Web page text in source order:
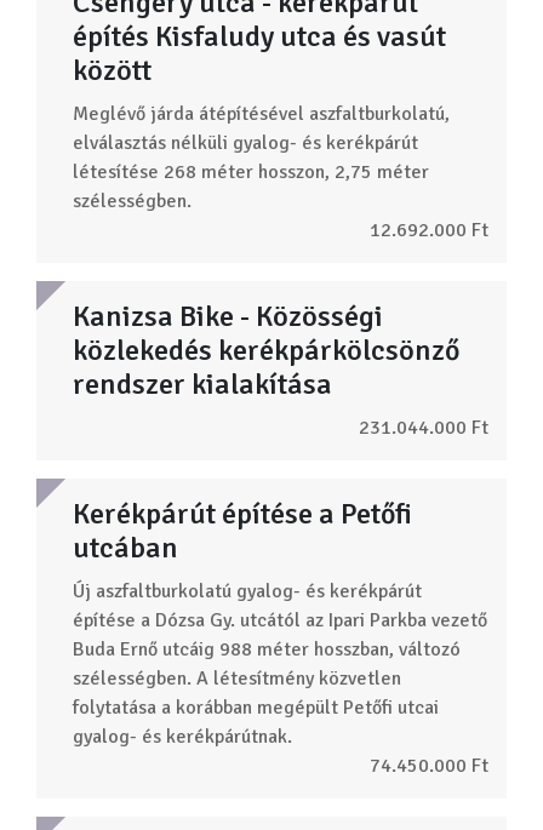
építés Kisfaludy utca és vasút
között
Meglévő járda átépítésével aszfaltburkolatú,
elválasztás nélküli gyalog- és kerékpárút
létesítése 268 méter hosszon, 2,75 méter
szélességben.
12.692.000 Ft
Kanizsa Bike - Közösségi
közlekedés kerékpárkölcsönző
rendszer kialakítása
231.044.000 Ft
Kerékpárút építése a Petőfi
utcában
Új aszfaltburkolatú gyalog- és kerékpárút
építése a Dózsa Gy. utcától az Ipari Parkba vezető
Buda Ernő utcáig 988 méter hosszban, változó
szélességben. A létesítmény közvetlen
folytatása a korábban megépült Petőfi utcai
gyalog- és kerékpárútnak.
74.450.000 Ft